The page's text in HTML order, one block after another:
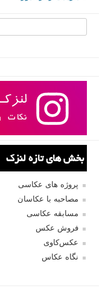
بخش های تازه لنزک
پروژه های عکاسی
مصاحبه با عکاسان
مسابقه عکاسی
فروش عکس
عکس‌کاوی
نگاه عکاس